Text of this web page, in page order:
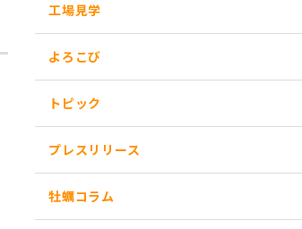
工場見学
よろこび
トピック
プレスリリース
牡蠣コラム